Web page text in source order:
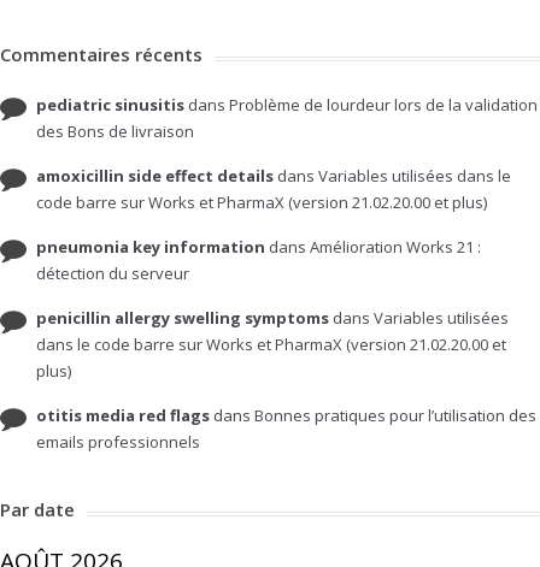
Commentaires récents
pediatric sinusitis dans Problème de lourdeur lors de la validation
des Bons de livraison
amoxicillin side effect details dans Variables utilisées dans le
code barre sur Works et PharmaX (version 21.02.20.00 et plus)
pneumonia key information dans Amélioration Works 21 :
détection du serveur
penicillin allergy swelling symptoms dans Variables utilisées
dans le code barre sur Works et PharmaX (version 21.02.20.00 et
plus)
otitis media red flags dans Bonnes pratiques pour l’utilisation des
emails professionnels
Par date